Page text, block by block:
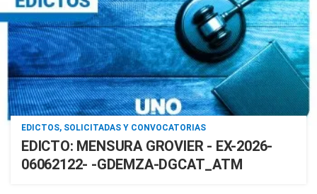
EDICTOS, SOLICITADAS Y CONVOCATORIAS
EDICTO: MENSURA GROVIER - EX-2026-
06062122- -GDEMZA-DGCAT_ATM